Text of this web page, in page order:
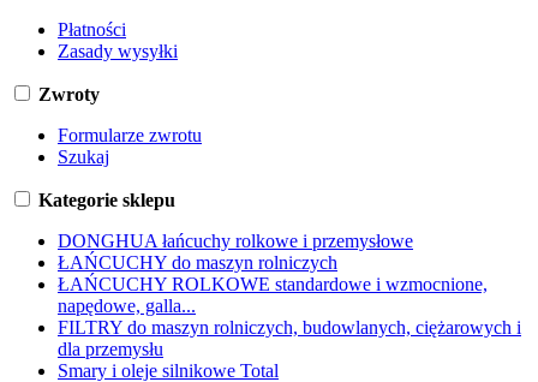
Płatności
Zasady wysyłki
Zwroty
Formularze zwrotu
Szukaj
Kategorie sklepu
DONGHUA łańcuchy rolkowe i przemysłowe
ŁAŃCUCHY do maszyn rolniczych
ŁAŃCUCHY ROLKOWE standardowe i wzmocnione,
napędowe, galla...
FILTRY do maszyn rolniczych, budowlanych, ciężarowych i
dla przemysłu
Smary i oleje silnikowe Total